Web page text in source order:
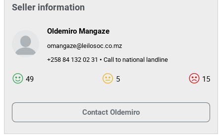
Seller information
Oldemiro Mangaze
omangaze@leilosoc.co.mz
+258 84 132 02 31 • Call to national landline
49 5 15
Contact Oldemiro